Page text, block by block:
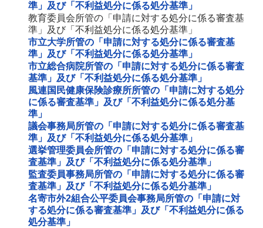
準」及び「不利益処分に係る処分基準」
教育委員会所管の「申請に対する処分に係る審査基
準」及び「不利益処分に係る処分基準」
市立大学所管の「申請に対する処分に係る審査基
準」及び「不利益処分に係る処分基準」
市立総合病院所管の「申請に対する処分に係る審査
基準」及び「不利益処分に係る処分基準」
風連国民健康保険診療所所管の「申請に対する処分
に係る審査基準」及び「不利益処分に係る処分基
準」
議会事務局所管の「申請に対する処分に係る審査基
準」及び「不利益処分に係る処分基準」
選挙管理委員会所管の「申請に対する処分に係る審
査基準」及び「不利益処分に係る処分基準」
監査委員事務局所管の「申請に対する処分に係る審
査基準」及び「不利益処分に係る処分基準」
名寄市外2組合公平委員会事務局所管の「申請に対
する処分に係る審査基準」及び「不利益処分に係る
処分基準」